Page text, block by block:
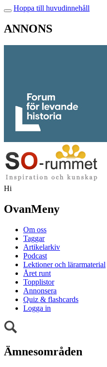
Hoppa till huvudinnehåll
ANNONS
Hi
OvanMeny
Om oss
Taggar
Artikelarkiv
Podcast
Lektioner och lärarmaterial
Året runt
Topplistor
Annonsera
Quiz & flashcards
Logga in
Ämnesområden